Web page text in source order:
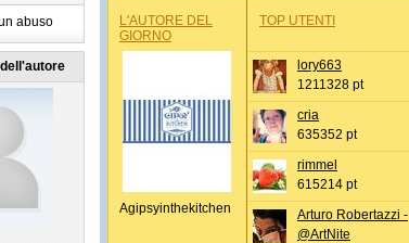
abuso
L'AUTORE DEL
GIORNO
Agipsyinthekitchen
TOP UTENTI
lory663
1211328 pt
cria
635352 pt
rimmel
615214 pt
Arturo Robertazzi -
@ArtNite